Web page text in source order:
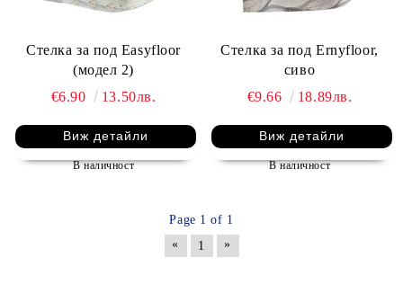
Стелка за под Easyfloor
(модел 2)
€6.90
13.50лв.
Виж детайли
В наличност
Стелка за под Ernyfloor,
сиво
€9.66
18.89лв.
Виж детайли
В наличност
Page 1 of 1
«
1 »